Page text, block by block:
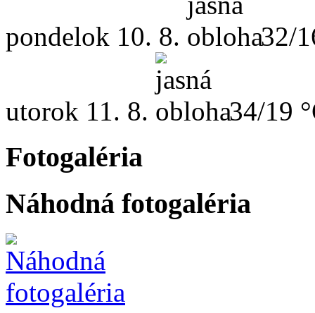
pondelok 10. 8. 32/
utorok 11. 8. 34/19
Fotogaléria
Náhodná fotogaléria